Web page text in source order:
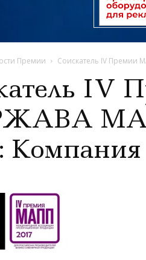
Премии Соискатель IV Премии